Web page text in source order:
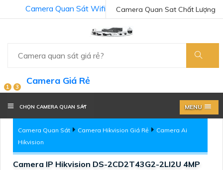
Camera Quan Sat Chất Lượng
Camera Quan Sát Wifi
1 3
Camera Giá Rẻ
CHỌN CAMERA QUAN SÁT MENU
Camera Quan Sát Camera Hikvision Giá Rẻ
Camera Ai
Hikvision
Camera IP Hikvision DS-2CD2T43G2-2LI2U 4MP